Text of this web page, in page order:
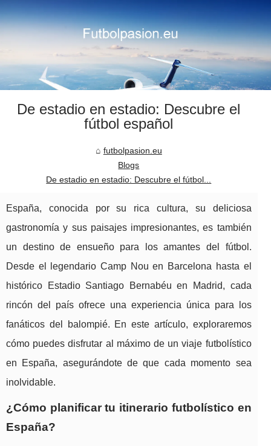
De estadio en estadio: Descubre el
fútbol español
futbolpasion.eu
Blogs
De estadio en estadio: Descubre el fútbol...
España, conocida por su rica cultura, su deliciosa
gastronomía y sus paisajes impresionantes, es también
un destino de ensueño para los amantes del fútbol.
Desde el legendario Camp Nou en Barcelona hasta el
histórico Estadio Santiago Bernabéu en Madrid, cada
rincón del país ofrece una experiencia única para los
fanáticos del balompié. En este artículo, exploraremos
cómo puedes disfrutar al máximo de un viaje futbolístico
en España, asegurándote de que cada momento sea
inolvidable.
¿Cómo planificar tu itinerario futbolístico en
España?